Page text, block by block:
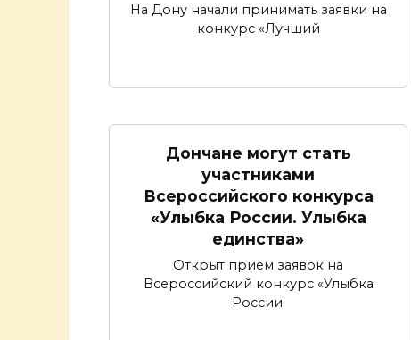
На Дону начали принимать заявки на
конкурс «Лучший
Дончане могут стать
участниками
Всероссийского конкурса
«Улыбка России. Улыбка
единства»
Открыт прием заявок на
Всероссийский конкурс «Улыбка
России.